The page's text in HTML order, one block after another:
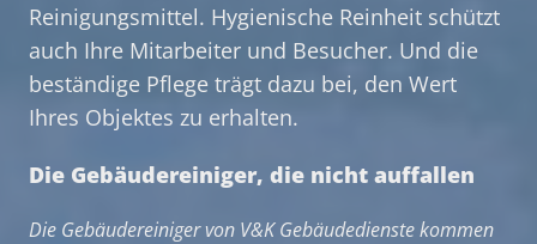
Reinigungsmittel. Hygienische Reinheit schützt
auch Ihre Mitarbeiter und Besucher. Und die
beständige Pflege trägt dazu bei, den Wert
Ihres Objektes zu erhalten.
Die Gebäudereiniger, die nicht auffallen
Die Gebäudereiniger von V&K Gebäudedienste kommen